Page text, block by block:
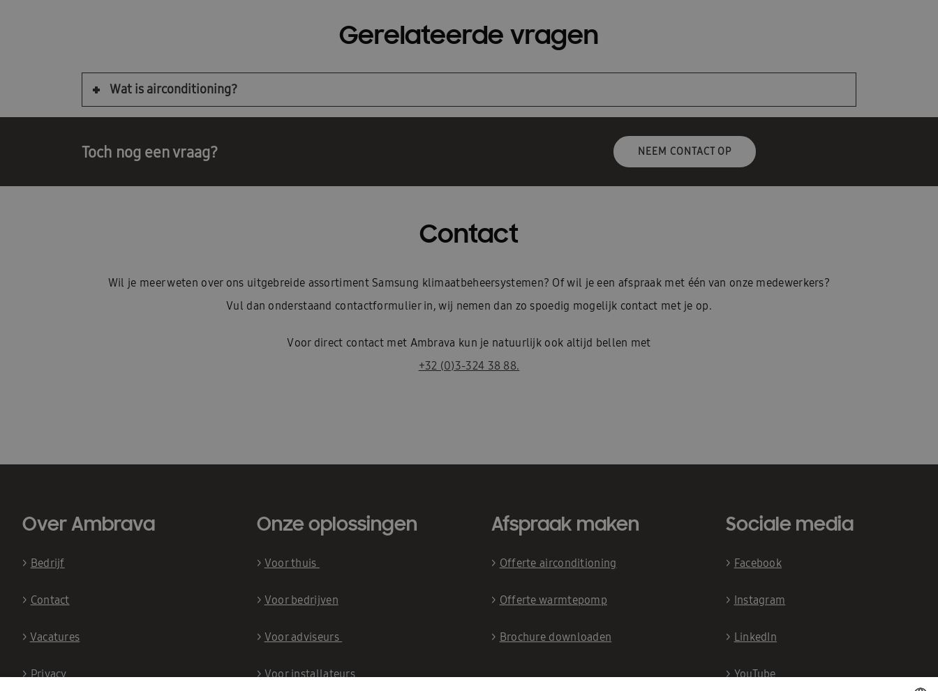
Gerelateerde vragen
Wat is airconditioning?
Toch nog een vraag? NEEM CONTACT OP
Contact
Wil je meer weten over ons uitgebreide assortiment Samsung klimaatbeheersystemen? Of wil je een afspraak met één van onze medewerkers?
Vul dan onderstaand contactformulier in, wij nemen dan zo spoedig mogelijk contact met je op.
Voor direct contact met Ambrava kun je natuurlijk ook altijd bellen met
+32 (0)3-324 38 88.
Over Ambrava
> Bedrijf
> Contact
> Vacatures
>Privacy
Onze oplossingen
> Voor thuis
> Voor bedrijven
> Voor adviseurs
>Voor installateurs
Afspraak maken
> Offerte airconditioning
> Offerte warmtepomp
> Brochure downloaden
Sociale media
> Facebook
> Instagram
> LinkedIn
>YouTube